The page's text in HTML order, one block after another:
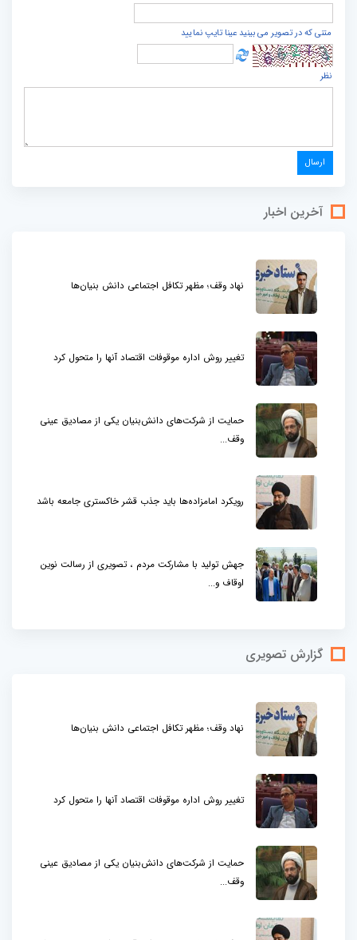
متنی که در تصویر می بینید عینا تایپ نمایید
نظر
آخرین اخبار
نهاد وقف؛ مظهر تکافل اجتماعی دانش بنیان‌ها
تغییر روش اداره موقوفات اقتصاد آنها را متحول کرد
حمایت از شرکت‌های دانش‌بنیان یکی از مصادیق عینی
وقف...
رویکرد امامزاده‌ها باید جذب قشر خاکستری جامعه باشد
جهش تولید با مشارکت مردم ، تصویری از رسالت نوین
اوقاف و...
گزارش تصویری
نهاد وقف؛ مظهر تکافل اجتماعی دانش بنیان‌ها
تغییر روش اداره موقوفات اقتصاد آنها را متحول کرد
حمایت از شرکت‌های دانش‌بنیان یکی از مصادیق عینی
وقف...